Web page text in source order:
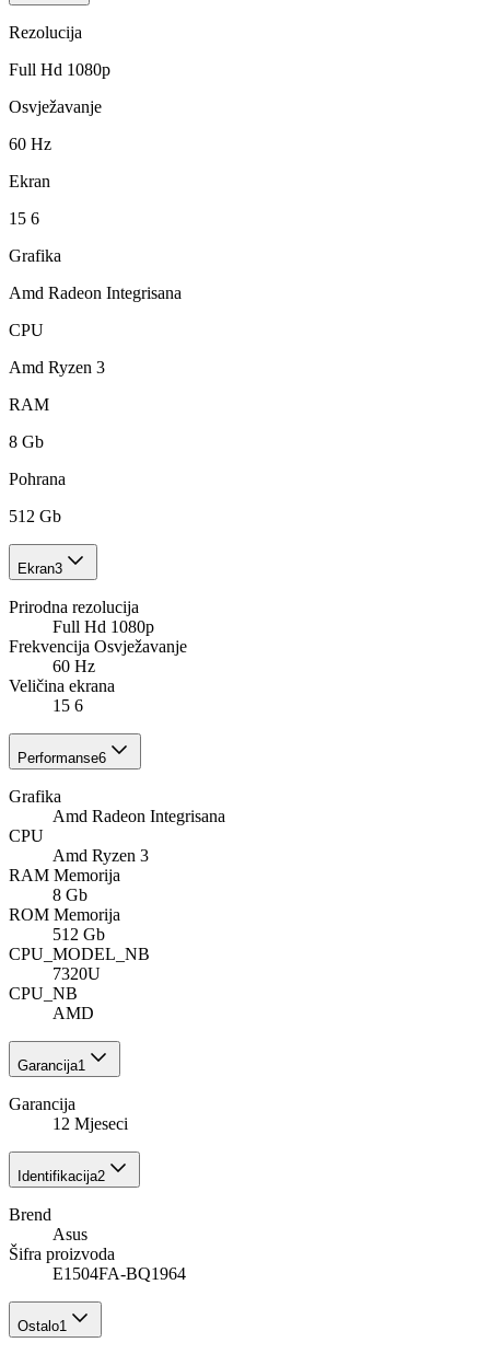
Rezolucija
Full Hd 1080p
Osvježavanje
60 Hz
Ekran
15 6
Grafika
Amd Radeon Integrisana
CPU
Amd Ryzen 3
RAM
8 Gb
Pohrana
512 Gb
Ekran3
Prirodna rezolucija
Full Hd 1080p
Frekvencija Osvježavanje
60 Hz
Veličina ekrana
15 6
Performanse6
Grafika
Amd Radeon Integrisana
CPU
Amd Ryzen 3
RAM Memorija
8 Gb
ROM Memorija
512 Gb
CPU_MODEL_NB
7320U
CPU_NB
AMD
Garancija1
Garancija
12 Mjeseci
Identifikacija2
Brend
Asus
Šifra proizvoda
E1504FA-BQ1964
Ostalo1